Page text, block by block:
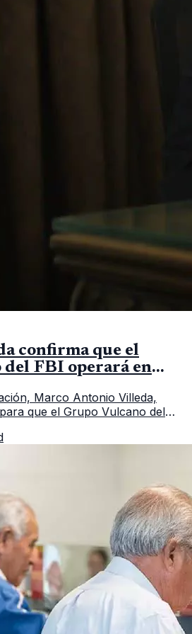
confirma que el
FBI operará en
Marco Antonio Villeda,
que el Grupo Vulcano del
anterior del Ministerio